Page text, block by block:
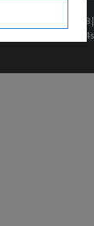
2.81.5+1b46211f68 |
0.0694s